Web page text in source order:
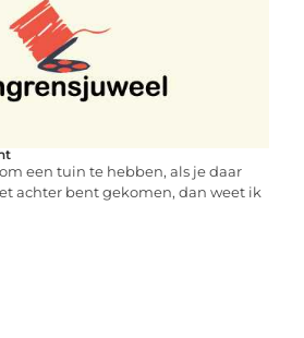
een tuin te hebben, als je daar
achter bent gekomen, dan weet ik